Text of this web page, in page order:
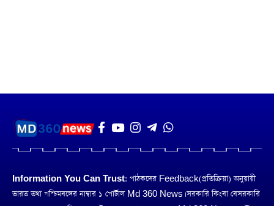
Information You Can Trust: পাঠকদের Feedback(প্রতিক্রিয়া) অনুয়ায়ী
ভারত তথা পশ্চিমবঙ্গের নাম্বার ১ পোর্টাল Md 360 News। সরকারি কিংবা বেসরকারি